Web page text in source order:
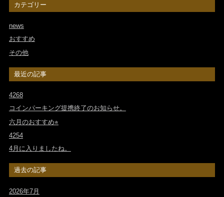
カテゴリー
news
おすすめ
その他
最近の記事
4268
コインパーキング提携終了のお知らせ。
六月のおすすめ⭐︎
4254
4月に入りましたね。
過去の記事
2026年7月